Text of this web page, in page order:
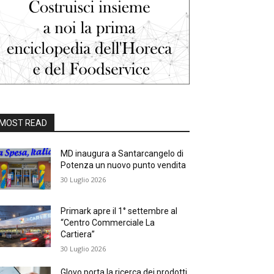
READ
MD inaugura a Santarcangelo di
Potenza un nuovo punto vendita
30 Luglio 2026
Primark apre il 1° settembre al
“Centro Commerciale La
Cartiera”
30 Luglio 2026